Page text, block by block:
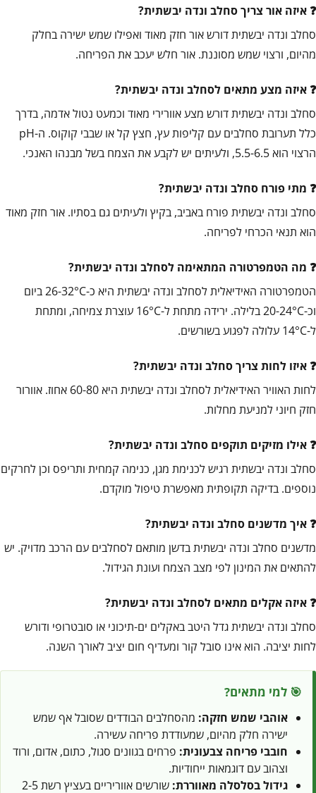
איזה אור צריך סחלב ונדה יבשתית?
סחלב ונדה יבשתית דורש אור חזק מאוד ואפילו שמש ישירה בחלק
מהיום, ורצוי שמש מסוננת. אור חלש יעכב את הפריחה.
איזה מצע מתאים לסחלב ונדה יבשתית?
סחלב ונדה יבשתית דורש מצע אוורירי מאוד וכמעט נטול אדמה, בדרך
כלל תערובת סחלבים עם קליפות עץ, חצץ קל או שבבי קוקוס. ה-pH
הרצוי הוא 5.5-6.5, ולעיתים יש לקבע את הצמח בשל מבנהו האנכי.
מתי פורח סחלב ונדה יבשתית?
סחלב ונדה יבשתית פורח באביב, בקיץ ולעיתים גם בסתיו. אור חזק מאוד
הוא תנאי הכרחי לפריחה.
מה הטמפרטורה המתאימה לסחלב ונדה יבשתית?
הטמפרטורה האידיאלית לסחלב ונדה יבשתית היא כ-26-32°C ביום
וכ-20-24°C בלילה. ירידה מתחת ל-16°C עוצרת צמיחה, ומתחת
ל-14°C עלולה לפגוע בשורשים.
איזו לחות צריך סחלב ונדה יבשתית?
לחות האוויר האידיאלית לסחלב ונדה יבשתית היא 60-80 אחוז. אוורור
חזק חיוני למניעת מחלות.
אילו מזיקים תוקפים סחלב ונדה יבשתית?
סחלב ונדה יבשתית רגיש לכנימת מגן, כנימה קמחית ותריפס וכן לחרקים
נוספים. בדיקה תקופתית מאפשרת טיפול מוקדם.
איך מדשנים סחלב ונדה יבשתית?
מדשנים סחלב ונדה יבשתית בדשן מותאם לסחלבים עם הרכב מדויק. יש
להתאים את המינון לפי מצב הצמח ועונת הגידול.
איזה אקלים מתאים לסחלב ונדה יבשתית?
סחלב ונדה יבשתית גדל היטב באקלים ים-תיכוני או סובטרופי ודורש
לחות יציבה. הוא אינו סובל קור ומעדיף חום יציב לאורך השנה.
🎯 למי מתאים?
אוהבי שמש חזקה: מהסחלבים הבודדים שסובל אף שמש
ישירה חלק מהיום, שמעודדת פריחה עשירה.
חובבי פריחה צבעונית: פרחים בגוונים סגול, כתום, אדום, ורוד
וצהוב עם דוגמאות ייחודיות.
גידול בסלסלה מאווררת:
שורשים אווריריים בעציץ רשת 2-5